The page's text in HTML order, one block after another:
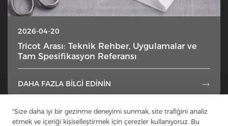
"Size daha iyi bir gezinme deneyimi sunmak, site trafiğini analiz
etmek ve içeriği kişiselleştirmek için çerezler kullanıyoruz. Bu
2026-04-20
Tricot Arası: Teknik Rehber, Uygulamalar ve
Tam Spesifikasyon Referansı
DAHA FAZLA BILGI EDININ 
1 2 3 4 5 ... 49